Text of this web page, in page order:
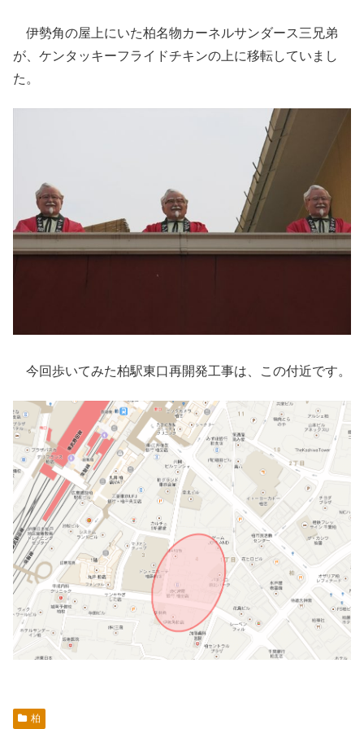
伊勢角の屋上にいた柏名物カーネルサンダース三兄弟
が、ケンタッキーフライドチキンの上に移転していまし
た。
今回歩いてみた柏駅東口再開発工事は、この付近です。
柏